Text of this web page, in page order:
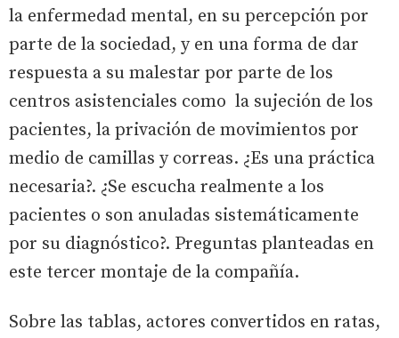
la enfermedad mental, en su percepción por
parte de la sociedad, y en una forma de dar
respuesta a su malestar por parte de los
centros asistenciales como la sujeción de los
pacientes, la privación de movimientos por
medio de camillas y correas. ¿Es una práctica
necesaria?. ¿Se escucha realmente a los
pacientes o son anuladas sistemáticamente
por su diagnóstico?. Preguntas planteadas en
este tercer montaje de la compañía.
Sobre las tablas, actores convertidos en ratas,